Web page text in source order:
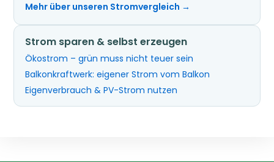
Mehr über unseren Stromvergleich →
Strom sparen & selbst erzeugen
Ökostrom – grün muss nicht teuer sein
Balkonkraftwerk: eigener Strom vom Balkon
Eigenverbrauch & PV-Strom nutzen